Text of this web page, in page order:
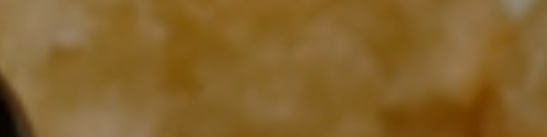
Happy New Year 2013! Invictus !
Related Posts